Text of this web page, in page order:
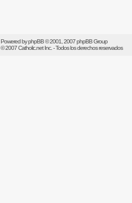
Powered byphpBB© 2001, 2007 phpBB Group
© 2007Catholic.netInc. - Todos los derechos reservados